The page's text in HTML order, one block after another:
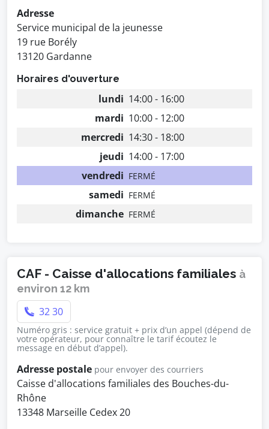
Adresse
Service municipal de la jeunesse
19 rue Borély
13120 Gardanne
Horaires d'ouverture
lundi 14:00 - 16:00
mardi 10:00 - 12:00
mercredi 14:30 - 18:00
jeudi 14:00 - 17:00
vendredi FERMÉ
samedi FERMÉ
dimanche FERMÉ
CAF - Caisse d'allocations familiales à
environ 12 km
32 30
Numéro gris : service gratuit + prix d’un appel (dépend de
votre opérateur, pour connaître le tarif écoutez le
message en début d’appel).
Adresse postale pour envoyer des courriers
Caisse d'allocations familiales des Bouches-du-
Rhône
13348 Marseille Cedex 20